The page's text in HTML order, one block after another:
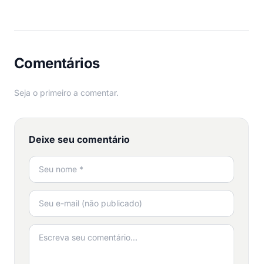
Comentários
Seja o primeiro a comentar.
Deixe seu comentário